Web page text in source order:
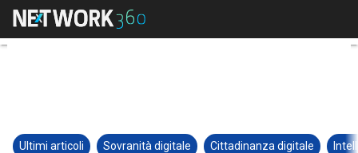
Ultimi articoli Sovranità digitale Cittadinanza digitale